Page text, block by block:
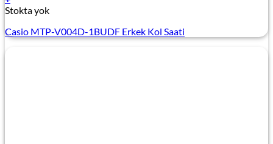
Stokta yok
Casio MTP-V004D-1BUDF Erkek Kol Saati